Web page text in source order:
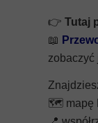
👉 Tutaj
📖
zobaczyć
🗺️ mapę